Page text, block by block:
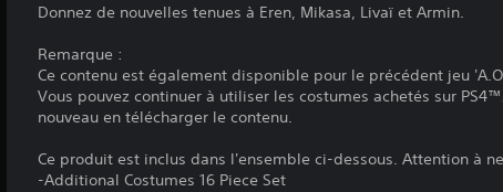
Donnez de nouvelles tenues à Eren, Mikasa, Livaï et Armin.
Remarque :
Ce contenu est également disponible pour le précédent jeu
Vous pouvez continuer à utiliser les costumes achetés sur
nouveau en télécharger le contenu.
Ce produit est inclus dans l'ensemble ci-dessous. Attention à
-Additional Costumes 16 Piece Set